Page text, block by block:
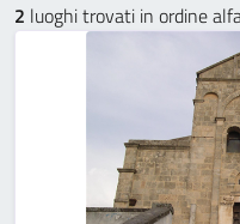
2 luoghi trovati in ordine